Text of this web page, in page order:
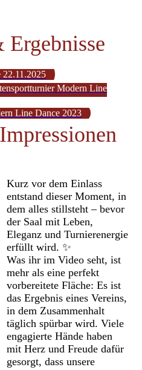
22.11.2025
Modern Line
Line Dance 2023
Kurz vor dem Einlass
entstand dieser Moment, in
dem alles stillsteht – bevor
der Saal mit Leben,
Eleganz und Turnierenergie
erfüllt wird. ✨
Was ihr im Video seht, ist
mehr als eine perfekt
vorbereitete Fläche: Es ist
das Ergebnis eines Vereins,
in dem Zusammenhalt
täglich spürbar wird. Viele
engagierte Hände haben
mit Herz und Freude dafür
gesorgt, dass unsere